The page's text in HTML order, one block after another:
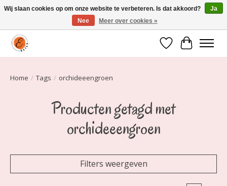
Elily is er om jou te laten stralen! Mode vanaf maat 34 t/m 54
Verlanglijst
Home / Tags / orchideeengroen
Producten getagd met
orchideeengroen
Filters weergeven
Wij slaan cookies op om onze website te verbeteren. Is dat akkoord?
Ja
Nee
Meer over cookies »